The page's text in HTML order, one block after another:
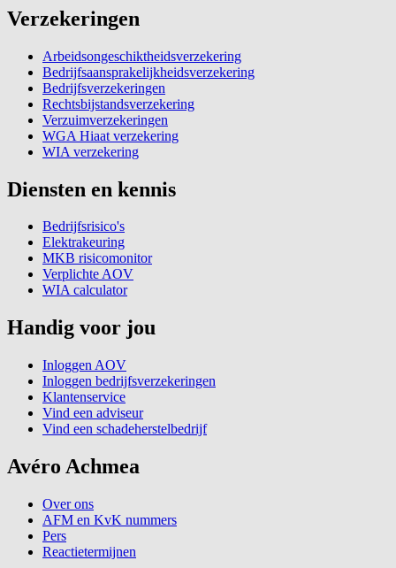
Verzekeringen
Arbeidsongeschiktheidsverzekering
Bedrijfsaansprakelijkheidsverzekering
Bedrijfsverzekeringen
Rechtsbijstandsverzekering
Verzuimverzekeringen
WGA Hiaat verzekering
WIA verzekering
Diensten en kennis
Bedrijfsrisico's
Elektrakeuring
MKB risicomonitor
Verplichte AOV
WIA calculator
Handig voor jou
Inloggen AOV
Inloggen bedrijfsverzekeringen
Klantenservice
Vind een adviseur
Vind een schadeherstelbedrijf
Avéro Achmea
Over ons
AFM en KvK nummers
Pers
Reactietermijnen